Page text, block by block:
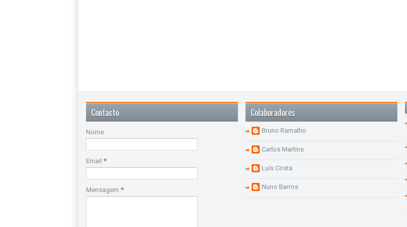
Contacto
Nome
Email *
Mensagem *
Colaboradores
Bruno Ramalho
Carlos Martins
Luís Costa
Nuno Barros